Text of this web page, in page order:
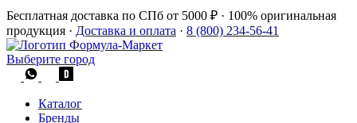
Бесплатная доставка по СПб от 5000 ₽ · 100% оригинальная
продукция · Доставка и оплата · 8 (800) 234-56-41
Выберите город
Каталог
Бренды